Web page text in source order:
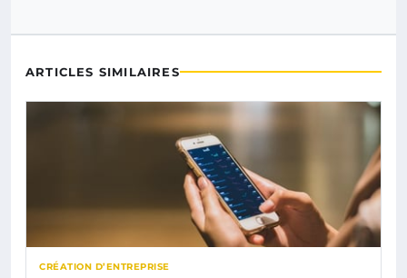
ARTICLES SIMILAIRES
CRÉATION D’ENTREPRISE